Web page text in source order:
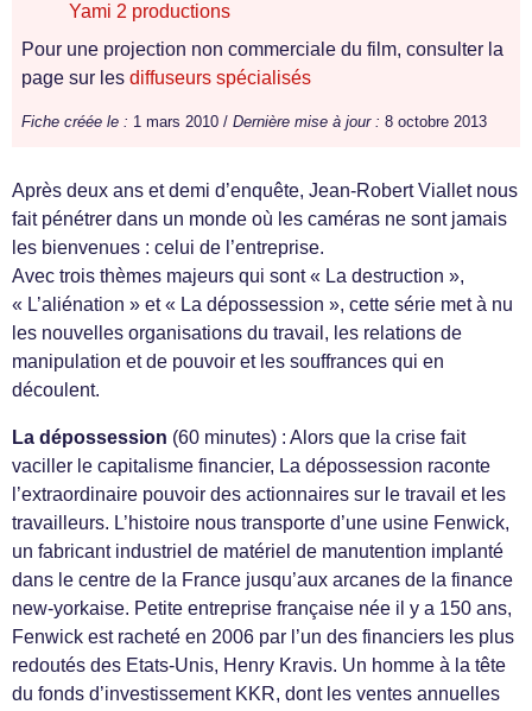
Yami 2 productions
Pour une projection non commerciale du film, consulter la
page sur les diffuseurs spécialisés
Fiche créée le : 1 mars 2010 / Dernière mise à jour : 8 octobre 2013
Après deux ans et demi d’enquête, Jean-Robert Viallet nous
fait pénétrer dans un monde où les caméras ne sont jamais
les bienvenues : celui de l’entreprise.
Avec trois thèmes majeurs qui sont « La destruction »,
« L’aliénation » et « La dépossession », cette série met à nu
les nouvelles organisations du travail, les relations de
manipulation et de pouvoir et les souffrances qui en
découlent.
La dépossession (60 minutes) : Alors que la crise fait
vaciller le capitalisme financier, La dépossession raconte
l’extraordinaire pouvoir des actionnaires sur le travail et les
travailleurs. L’histoire nous transporte d’une usine Fenwick,
un fabricant industriel de matériel de manutention implanté
dans le centre de la France jusqu’aux arcanes de la finance
new-yorkaise. Petite entreprise française née il y a 150 ans,
Fenwick est racheté en 2006 par l’un des financiers les plus
redoutés des Etats-Unis, Henry Kravis. Un homme à la tête
du fonds d’investissement KKR, dont les ventes annuelles